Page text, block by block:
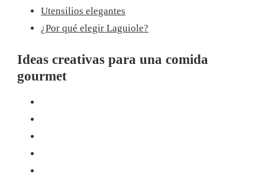
Utensilios elegantes
¿Por qué elegir Laguiole?
Ideas creativas para una comida
gourmet